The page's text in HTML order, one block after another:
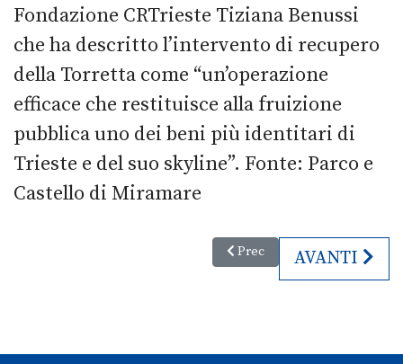
Fondazione CRTrieste Tiziana Benussi
che ha descritto l’intervento di recupero
della Torretta come “un’operazione
efficace che restituisce alla fruizione
pubblica uno dei beni più identitari di
Trieste e del suo skyline”. Fonte: Parco e
Castello di Miramare
Articolo precedente:
Prec ARTICOLO
AVANTI